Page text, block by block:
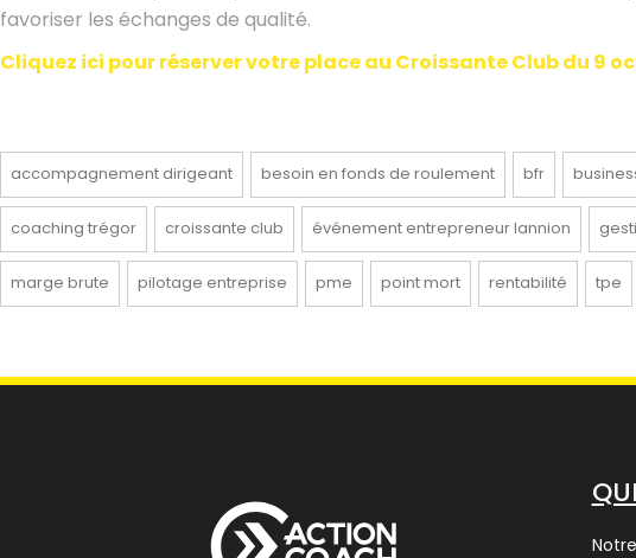
favoriser les échanges de qualité.
Cliquez ici pour réserver votre place au Croissante Club du 9
accompagnement dirigeant besoin en fonds de roulement bfr
coaching trégor croissante club événement entrepreneur lannion
marge brute pilotage entreprise pme point mort rentabilité tpe